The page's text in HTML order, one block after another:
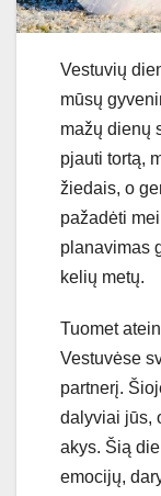
Vestuvių
mūsų
mažų dienų
pjauti tortą,
žiedais, o
pažadėti
planavimas
kelių metų.
Tuomet
Vestuvėse
partnerį.
dalyviai jūs,
akys. Šią
emocijų,